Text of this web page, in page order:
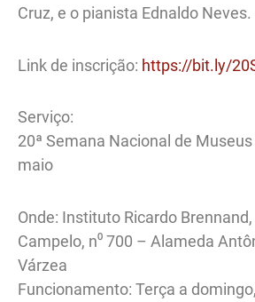
Cruz, e o pianista Ednaldo Neves.
Link de inscrição: https://bit.ly/
Serviço:
20ª Semana Nacional de
maio
Onde: Instituto Ricardo
Campelo, n⁰ 700 – Alameda
Várzea
Funcionamento: Terça a